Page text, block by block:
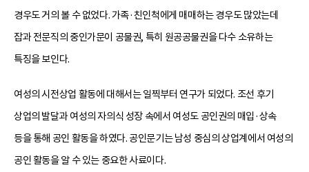
경우도 거의 볼 수 없었다. 가족·친인척에게 매매하는 경우도 많았는데
잡과 전문직의 중인가문이 공물권, 특히 원공공물권을 다수 소유하는
특징을 보인다.
여성의 시전상업 활동에 대해서는 일찍부터 연구가 되었다. 조선 후기
상업의 발달과 여성의 자의식 성장 속에서 여성도 공인권의 매입·상속
등을 통해 공인 활동을 하였다. 공인문기는 남성 중심의 상업계에서 여성의
공인 활동을 알 수 있는 중요한 사료이다.